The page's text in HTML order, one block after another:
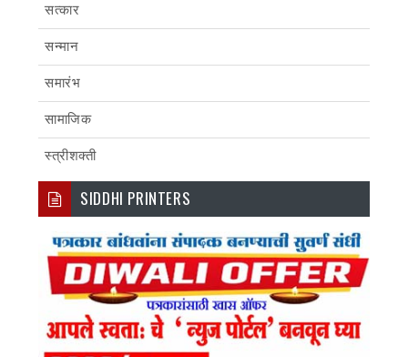
सत्कार
सन्मान
समारंभ
सामाजिक
स्त्रीशक्ती
SIDDHI PRINTERS